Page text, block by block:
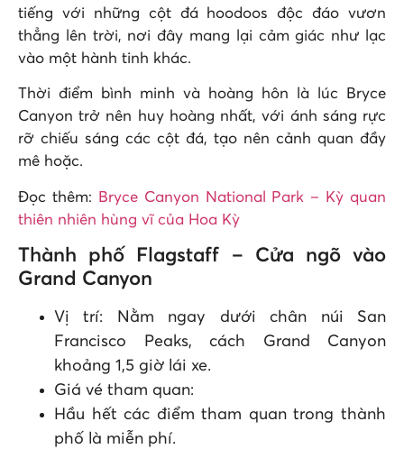
tiếng với những cột đá hoodoos độc đáo vươn
thẳng lên trời, nơi đây mang lại cảm giác như lạc
vào một hành tinh khác.
Thời điểm bình minh và hoàng hôn là lúc Bryce
Canyon trở nên huy hoàng nhất, với ánh sáng rực
rỡ chiếu sáng các cột đá, tạo nên cảnh quan đầy
mê hoặc.
Đọc thêm:
Bryce Canyon National Park – Kỳ quan
thiên nhiên hùng vĩ của Hoa Kỳ
Thành phố Flagstaff – Cửa ngõ vào
Grand Canyon
Vị trí: Nằm ngay dưới chân núi San
Francisco Peaks, cách Grand Canyon
khoảng 1,5 giờ lái xe.
Giá vé tham quan:
Hầu hết các điểm tham quan trong thành
phố là miễn phí.